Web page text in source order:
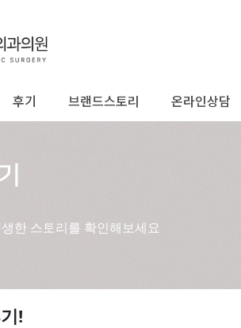
후기 브랜드스토리 온라인상담
한 스토리를 확인해보세요
!